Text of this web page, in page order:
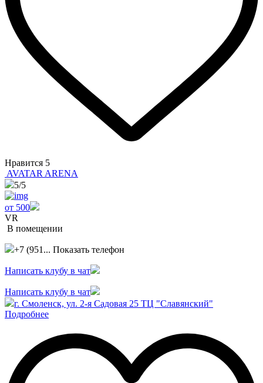
Нравится 5
AVATAR ARENA
5/5
от 500
VR
В помещении
+7 (951... Показать телефон
Написать клубу в чат
Написать клубу в чат
г. Смоленск, ул. 2-я Садовая 25 ТЦ "Славянский"
Подробнее